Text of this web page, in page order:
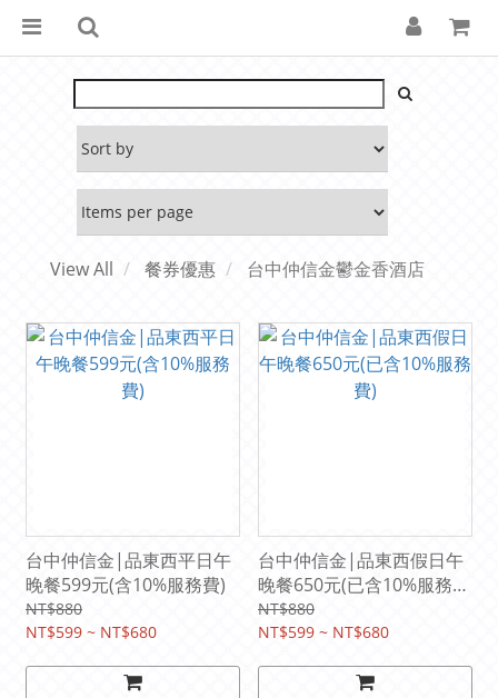
View All 餐券優惠 台中仲信金鬱金香酒店
台中仲信金|品東西平日午
晚餐599元(含10%服務費)
NT$880
NT$599 ~ NT$680
台中仲信金|品東西假日午
晚餐650元(已含10%服務
費)
NT$880
NT$599 ~ NT$680